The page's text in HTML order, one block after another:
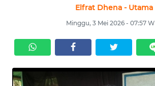
Elfrat Dhena - Utama
Minggu, 3 Mei 2026 - 07:57
SERBA-
SERBI
LABUAN